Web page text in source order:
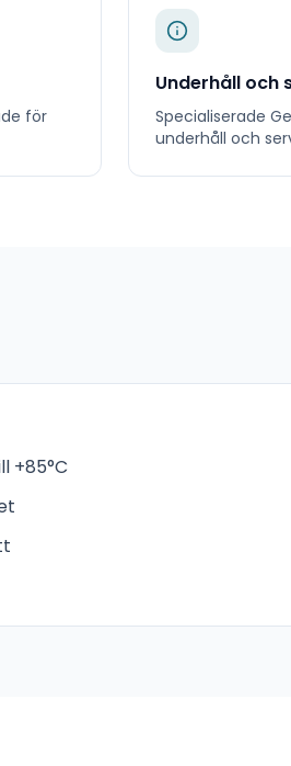
för
Underhåll och
Specialiserade
underhåll och
+85°C